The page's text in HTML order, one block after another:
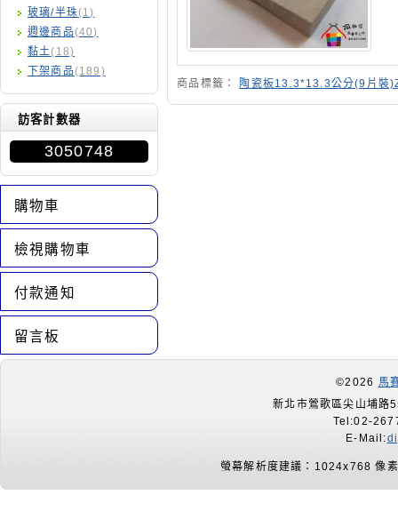
玻璃/半珠(1)
週邊商品(40)
黏土(18)
下架商品(189)
訪客計數器
3050748
購物車
檢視購物車
付款通知
留言板
商品標籤： 陶瓷板13.3*13.3公分(9片裝
©2026 馬
新北市鶯歌區尖山埔路
Tel:02-
E-Mail:
螢幕解析度建議：1024x768 像